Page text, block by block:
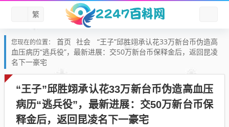
繁
您现在的位置： 首页 社会
“王子”邱胜翊承认花33万新台币伪造高
血压病历“逃兵役”，最新进展：交50万新台币保释金后，返回昆凌
名下一豪宅
“王子”邱胜翊承认花33万新台币伪造高血压
病历“逃兵役”，最新进展：交50万新台币保
释金后，返回昆凌名下一豪宅